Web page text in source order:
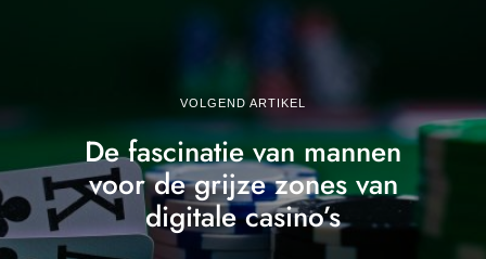
VOLGEND ARTIKEL
De fascinatie van mannen
voor de grijze zones van
digitale casino’s